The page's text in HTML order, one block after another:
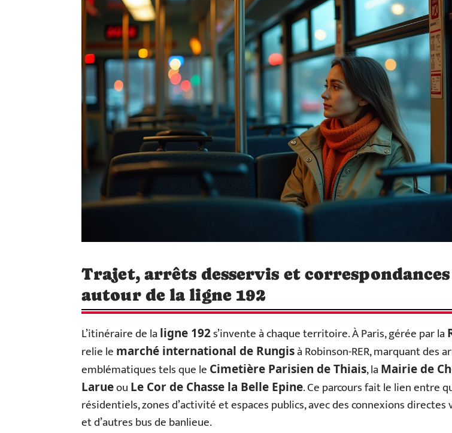
Trajet, arrêts desservis et
autour de la ligne 192
L’itinéraire de laligne 192s’invente à chaque territoire. À Paris, gérée par la
relie le marché international de Rungisà Robinson-RER, marquant des
emblématiques tels que le Cimetière Parisien de Thiais, laMairie de
Larueou Le Cor de Chasse la Belle Epine. Ce parcours fait le lien entre
résidentiels, zones d’activité et espaces publics, avec des connexions directes
et d’autres bus de banlieue.